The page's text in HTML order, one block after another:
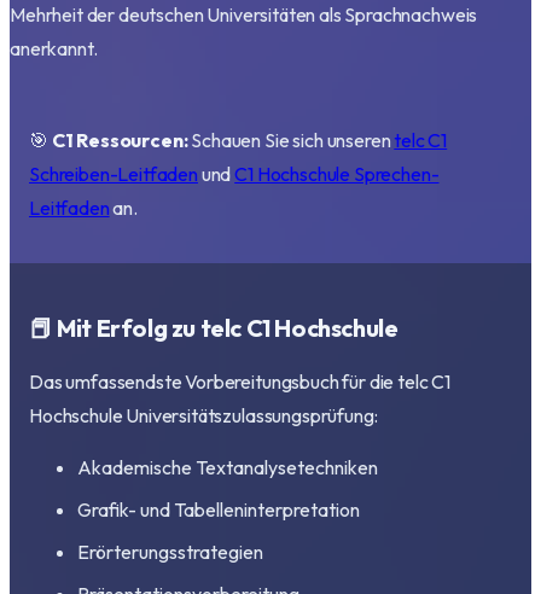
Mehrheit der deutschen Universitäten als Sprachnachweis
anerkannt.
🎯 C1 Ressourcen:Schauen Sie sich unseren telc C1
Schreiben-Leitfaden undC1 Hochschule Sprechen-
Leitfadenan.
📕 Mit Erfolg zu telc C1 Hochschule
Das umfassendste Vorbereitungsbuch für die telc C1
Hochschule Universitätszulassungsprüfung:
Akademische Textanalysetechniken
Grafik- und Tabelleninterpretation
Erörterungsstrategien